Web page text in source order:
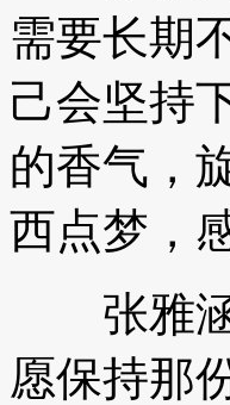
需要长期
己会坚持
的香气，
西点梦，
张雅涵
愿保持那